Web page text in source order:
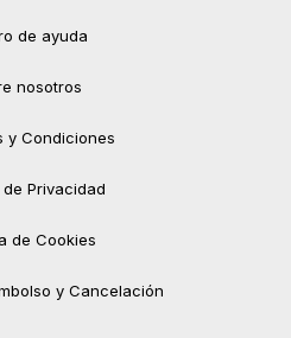
de ayuda
nosotros
y Condiciones
Privacidad
de Cookies
y Cancelación